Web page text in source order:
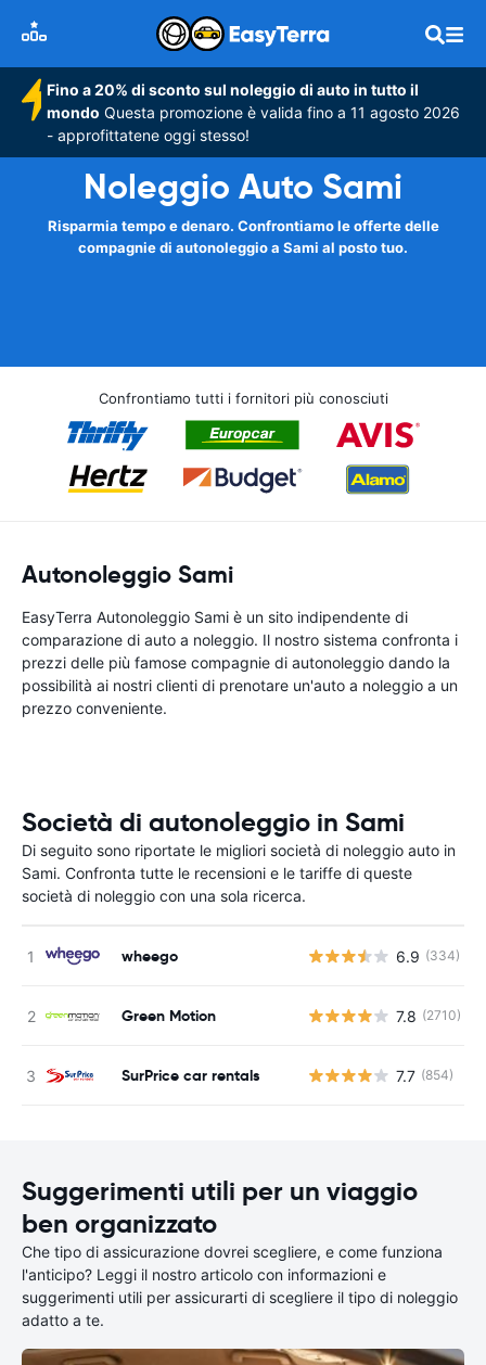
Fino a 20% di sconto sul noleggio di auto in tutto il
mondo Questa promozione è valida fino a 11 agosto 2026
- approfittatene oggi stesso!
Noleggio Auto Sami
Risparmia tempo e denaro. Confrontiamo le offerte delle
compagnie di autonoleggio a Sami al posto tuo.
Confrontiamo tutti i fornitori più conosciuti
Autonoleggio Sami
EasyTerra Autonoleggio Sami è un sito indipendente di
comparazione di auto a noleggio. Il nostro sistema confronta i
prezzi delle più famose compagnie di autonoleggio dando la
possibilità ai nostri clienti di prenotare un'auto a noleggio a un
prezzo conveniente.
Società di autonoleggio in Sami
Di seguito sono riportate le migliori società di noleggio auto in
Sami. Confronta tutte le recensioni e le tariffe di queste
società di noleggio con una sola ricerca.
wheego 6.9 (334)
Green Motion 7.8 (2710)
SurPrice car rentals 7.7 (854)
Suggerimenti utili per un viaggio
ben organizzato
Che tipo di assicurazione dovrei scegliere, e come funziona
l'anticipo? Leggi il nostro articolo con informazioni e
suggerimenti utili per assicurarti di scegliere il tipo di noleggio
adatto a te.